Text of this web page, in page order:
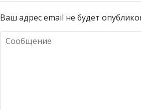
Ваш адрес email не будет